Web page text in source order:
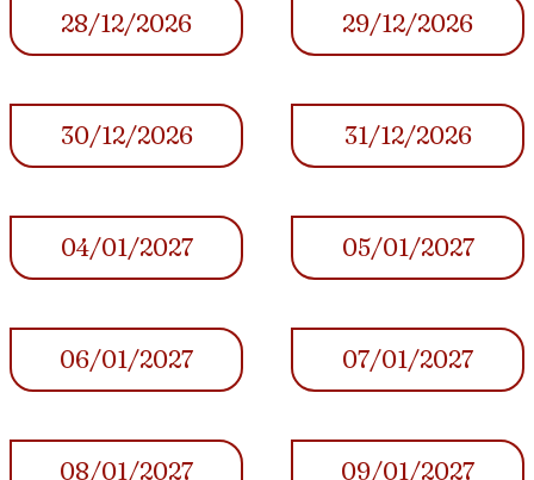
28/12/2026 29/12/2026
30/12/2026 31/12/2026
04/01/2027 05/01/2027
06/01/2027 07/01/2027
08/01/2027 09/01/2027